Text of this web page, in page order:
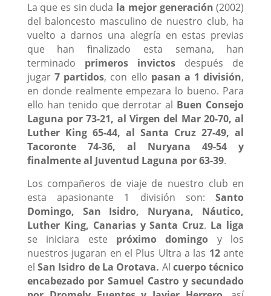
La que es sin duda la mejor generación (2002)
del baloncesto masculino de nuestro club, ha
vuelto a darnos una alegría en estas previas
que han finalizado esta semana, han
terminado primeros invictos después de
jugar 7 partidos, con ello pasan a 1 división,
en donde realmente empezara lo bueno. Para
ello han tenido que derrotar al Buen Consejo
Laguna por 73-21, al Virgen del Mar 20-70, al
Luther King 65-44, al Santa Cruz 27-49, al
Tacoronte 74-36, al Nuryana 49-54 y
finalmente al Juventud Laguna por 63-39.
Los compañeros de viaje de nuestro club en
esta apasionante 1 división son:Santo
Domingo, San Isidro, Nuryana, Náutico,
Luther King, Canarias y Santa Cruz. La liga
se iniciara este próximo domingo y los
nuestros jugaran en el Plus Ultra a las 12ante
elSan Isidro de La Orotava. Al cuerpo técnico
encabezado por Samuel Castro y secundado